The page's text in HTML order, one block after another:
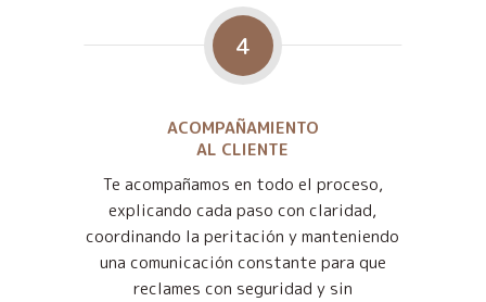
4
ACOMPAÑAMIENTO
AL CLIENTE
Te acompañamos en todo el proceso,
explicando cada paso con claridad,
coordinando la peritación y manteniendo
una comunicación constante para que
reclames con seguridad y sin